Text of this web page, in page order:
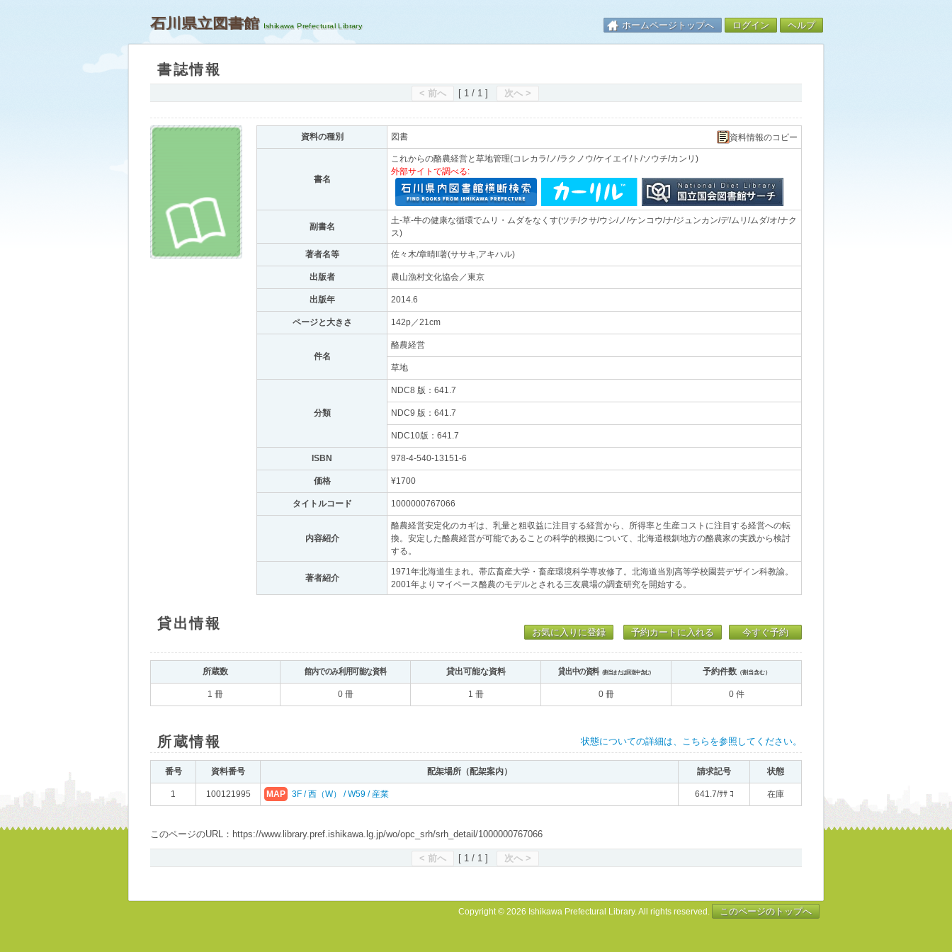
石川県立図書館 ホームページトップへ ログイン ヘルプ
書誌情報
< 前へ [ 1 / 1 ] 次へ >
資料の種別 図書 資料情報のコピー
書名
これからの酪農経営と草地管理(コレカラ/ノ/ラクノウ/ケイエイ/ト/ソウチ/カンリ)
外部サイトで調べる:
副書名
土-草-牛の健康な循環でムリ・ムダをなくす(ツチ/クサ/ウシ/ノ/ケンコウ/ナ/ジュンカン/デ/ムリ/ムダ/オ/ナク
ス)
著者名等 佐々木/章晴‖著(ササキ,アキハル)
出版者 農山漁村文化協会／東京
出版年 2014.6
ページと大きさ 142p／21cm
件名
酪農経営
草地
分類
NDC8 版：641.7
NDC9 版：641.7
NDC10版：641.7
ISBN 978-4-540-13151-6
価格 ¥1700
タイトルコード 1000000767066
内容紹介
酪農経営安定化のカギは、乳量と粗収益に注目する経営から、所得率と生産コストに注目する経営への転
換。安定した酪農経営が可能であることの科学的根拠について、北海道根釧地方の酪農家の実践から検討
する。
著者紹介
1971年北海道生まれ。帯広畜産大学・畜産環境科学専攻修了。北海道当別高等学校園芸デザイン科教諭。
2001年よりマイペース酪農のモデルとされる三友農場の調査研究を開始する。
貸出情報
お気に入りに登録 予約カートに入れる 今すぐ予約
所蔵数 館内でのみ利用可能な資料 貸出可能な資料 貸出中の資料（割当または回送中含む） 予約件数（割当含む）
1 冊 0 冊 1 冊 0 冊 0 件
所蔵情報 状態についての詳細は、こちらを参照してください。
番号 資料番号 配架場所（配架案内） 請求記号 状態
1 100121995 MAP 3F / 西（W） / W59 / 産業 641.7/ｻｻ ｺ 在庫
このページのURL：https://www.library.pref.ishikawa.lg.jp/wo/opc_srh/srh_detail/1000000767066
< 前へ [ 1 / 1 ] 次へ >
Copyright © 2026 Ishikawa Prefectural Library. All rights reserved. このページのトップへ